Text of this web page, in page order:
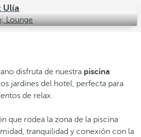
Ulía
disfruta de nuestra piscina
jardines del hotel, perfecta para
de relax.
que rodea la zona de la piscina
tranquilidad y conexión con la